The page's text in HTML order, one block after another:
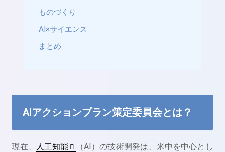
ものづくり
AI×サイエンス
まとめ
AIアクションプラン策定委員会とは？
現在、 人工知能
（AI）の技術開発は、米中を中心とし